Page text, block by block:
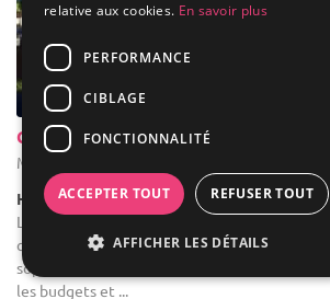
... 50 km
Congrès Hôtel Mons Van Der Valk
Mons - Hainaut (WHT)
Hôtel / Hôtel 4****
Location de salle de réception :
complète de formules, des cocktails
sophistiqués, ainsi que nos menus
les budgets et ...
relative aux cookies. En savoir plus
PERFORMANCE
CIBLAGE
FONCTIONNALITÉ
ACCEPTER TOUT REFUSER TOUT
AFFICHER LES DÉTAILS